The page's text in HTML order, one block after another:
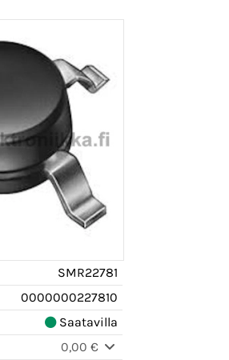
SMR22781
0000000227810
Saatavilla
0,00 €